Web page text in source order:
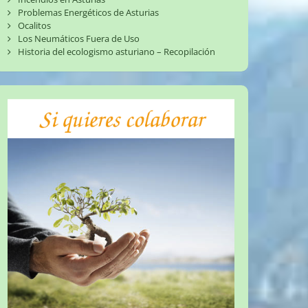
Problemas Energéticos de Asturias
Ocalitos
Los Neumáticos Fuera de Uso
Historia del ecologismo asturiano – Recopilación